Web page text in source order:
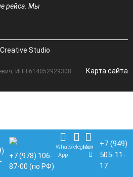
рейса. Мы
Studio
ИНН 614052929308 Карта сайта
+7 (978) 106-
87-00 (по РФ)
Whats
App
Telegram
Max
+7 (949)
505-11-
17